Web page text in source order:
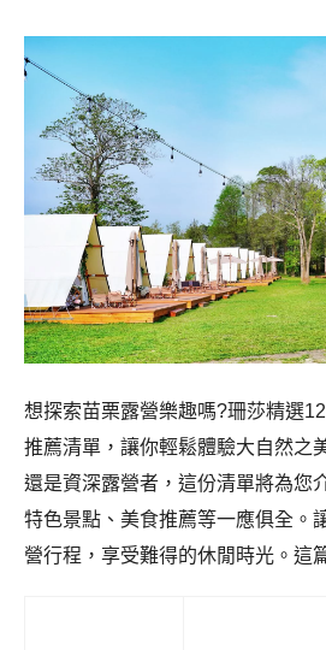
想探索苗栗露營樂趣嗎?珊莎精選
推薦清單，讓你輕鬆體驗大自然之
還是資深露營者，這份清單將為您
特色景點、美食推薦等一應俱全。
營行程，享受難得的休閒時光。 這